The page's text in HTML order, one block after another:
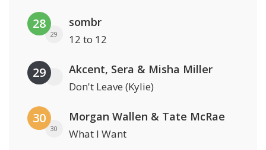
28
29
sombr
12 to 12
29 Akcent, Sera & Misha Miller
Don't Leave (Kylie)
30
30
Morgan Wallen & Tate McRae
What I Want